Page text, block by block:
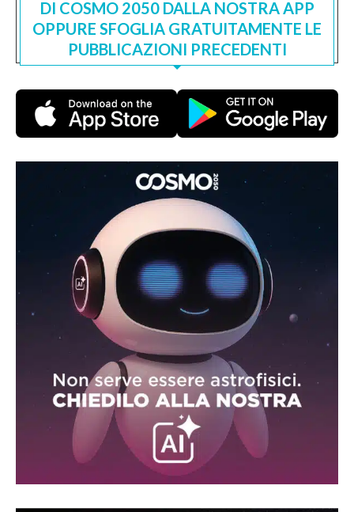
DI COSMO 2050 DALLA NOSTRA APP
OPPURE SFOGLIA GRATUITAMENTE LE
PUBBLICAZIONI PRECEDENTI